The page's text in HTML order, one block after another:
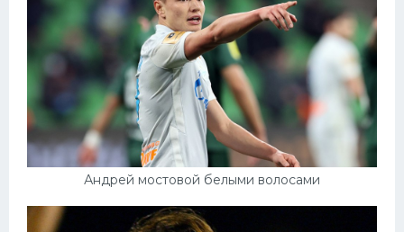
Андрей мостовой белыми волосами